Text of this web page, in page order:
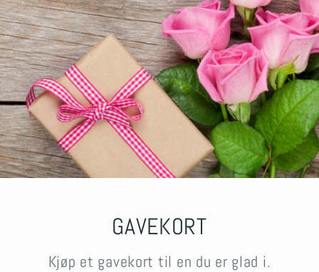
GAVEKORT
Kjøp et gavekort til en du er glad i.